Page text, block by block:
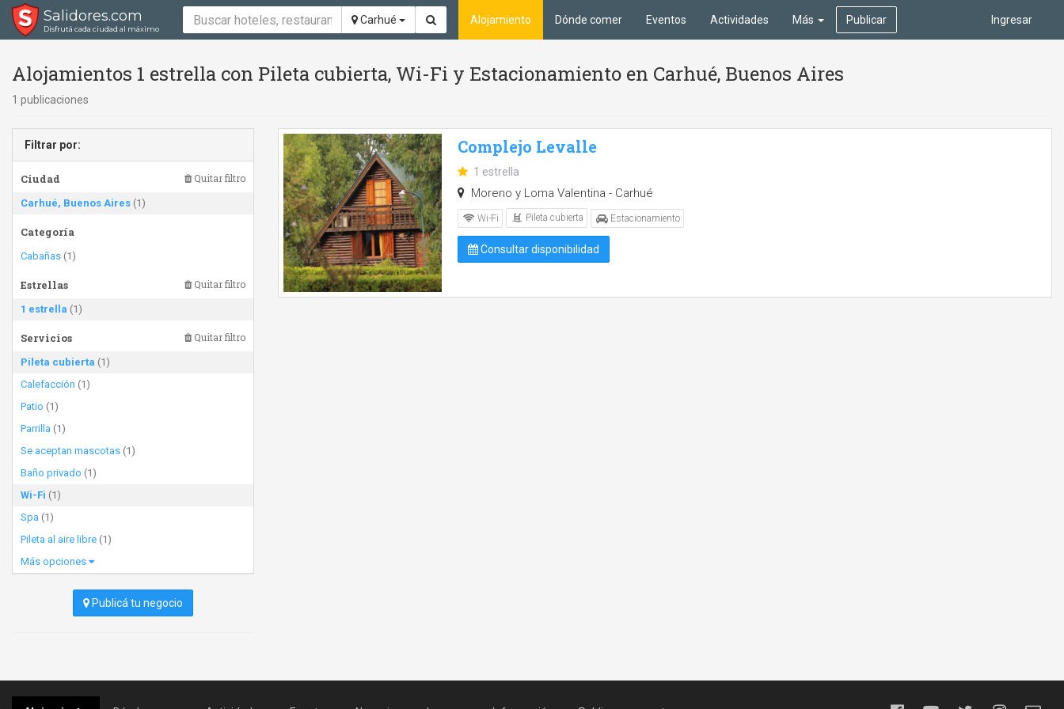
Salidores.com
Disfrutá cada ciudad al máximo
Carhué Ingresar
Alojamiento Dónde comer Eventos Actividades Más Publicar
Alojamientos 1 estrella con Pileta cubierta, Wi-Fi y Estacionamiento en Carhué, Buenos Aires
1 publicaciones
Filtrar por:
Ciudad Quitar filtro
Carhué, Buenos Aires (1)
Categoría
Cabañas (1)
Estrellas Quitar filtro
1 estrella (1)
Servicios Quitar filtro
Pileta cubierta (1)
Calefacción (1)
Patio (1)
Parrilla (1)
Se aceptan mascotas (1)
Baño privado (1)
Wi-Fi (1)
Spa (1)
Pileta al aire libre (1)
Más opciones
Publicá tu negocio
Complejo Levalle
1 estrella
Moreno y Loma Valentina - Carhué
Wi-Fi Pileta cubierta Estacionamiento
Consultar disponibilidad